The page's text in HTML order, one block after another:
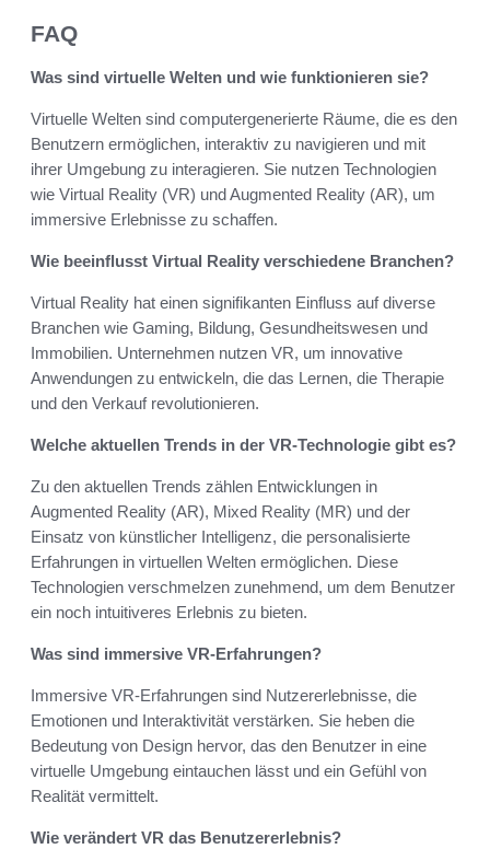
FAQ
Was sind virtuelle Welten und wie funktionieren sie?
Virtuelle Welten sind computergenerierte Räume, die es den
Benutzern ermöglichen, interaktiv zu navigieren und mit
ihrer Umgebung zu interagieren. Sie nutzen Technologien
wie Virtual Reality (VR) und Augmented Reality (AR), um
immersive Erlebnisse zu schaffen.
Wie beeinflusst Virtual Reality verschiedene Branchen?
Virtual Reality hat einen signifikanten Einfluss auf diverse
Branchen wie Gaming, Bildung, Gesundheitswesen und
Immobilien. Unternehmen nutzen VR, um innovative
Anwendungen zu entwickeln, die das Lernen, die Therapie
und den Verkauf revolutionieren.
Welche aktuellen Trends in der VR-Technologie gibt es?
Zu den aktuellen Trends zählen Entwicklungen in
Augmented Reality (AR), Mixed Reality (MR) und der
Einsatz von künstlicher Intelligenz, die personalisierte
Erfahrungen in virtuellen Welten ermöglichen. Diese
Technologien verschmelzen zunehmend, um dem Benutzer
ein noch intuitiveres Erlebnis zu bieten.
Was sind immersive VR-Erfahrungen?
Immersive VR-Erfahrungen sind Nutzererlebnisse, die
Emotionen und Interaktivität verstärken. Sie heben die
Bedeutung von Design hervor, das den Benutzer in eine
virtuelle Umgebung eintauchen lässt und ein Gefühl von
Realität vermittelt.
Wie verändert VR das Benutzererlebnis?